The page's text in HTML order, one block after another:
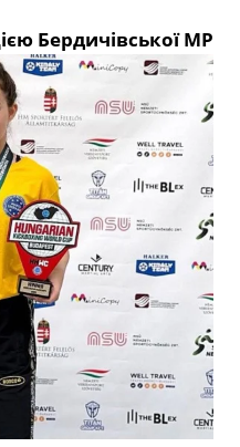
Бердичівської МР